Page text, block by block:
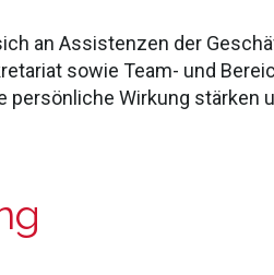
an Assistenzen der
sowie Team- und
persönliche Wirkung stärken